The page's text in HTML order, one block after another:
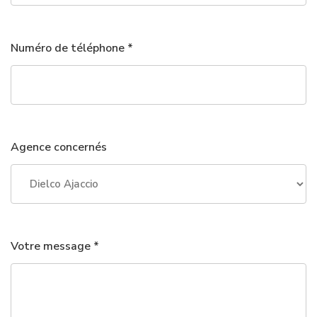
Numéro de téléphone *
Agence concernés
Votre message *